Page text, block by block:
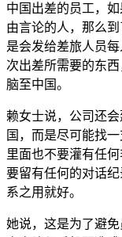
中国出差的员工，
由言论的人，那么
是会发给差旅人员
次出差所需要的东
脑至中国。
赖女士说，公司还
国，而是尽可能找
里面也不要灌有任
要留有任何的对话
系之用就好。
她说，这是为了避